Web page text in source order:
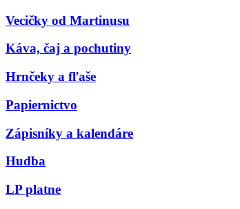
Vecičky od Martinusu
Káva, čaj a pochutiny
Hrnčeky a fľaše
Papiernictvo
Zápisníky a kalendáre
Hudba
LP platne